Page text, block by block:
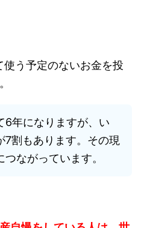
う予定のないお金を投
6年になりますが、い
7割もあります。その現
ながっています。